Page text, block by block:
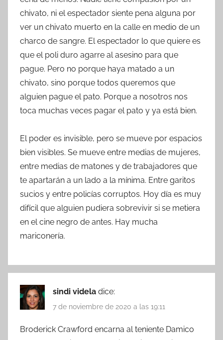
chivato, ni el espectador siente pena alguna por
ver un chivato muerto en la calle en medio de un
charco de sangre. El espectador lo que quiere es
que el poli duro agarre al asesino para que
pague. Pero no porque haya matado a un
chivato, sino porque todos queremos que
alguien pague el pato. Porque a nosotros nos
toca muchas veces pagar el pato y ya está bien.
El poder es invisible, pero se mueve por espacios
bien visibles. Se mueve entre medias de mujeres,
entre medias de matones y de trabajadores que
te apartarán a un lado a la mínima. Entre garitos
sucios y entre policías corruptos. Hoy día es muy
difícil que alguien pudiera sobrevivir si se metiera
en el cine negro de antes. Hay mucha
mariconería.
sindi videla dice:
7 de noviembre de 2020 a las 19:11
Broderick Crawford encarna al teniente Damico